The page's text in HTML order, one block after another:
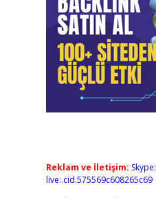
Reklam ve İletişim: Skype:
live:.cid.575569c608265c69